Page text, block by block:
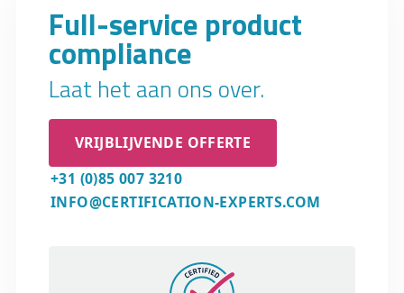
Full-service product
compliance
Laat het aan ons over.
VRIJBLIJVENDE OFFERTE
+31 (0)85 007 3210
INFO@CERTIFICATION-EXPERTS.COM